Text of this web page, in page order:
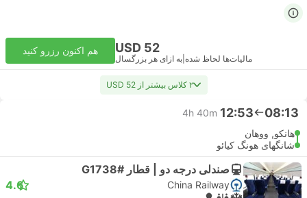
USD 52
مالیات‌ها لحاظ شده به ازای هر بزرگسال
هم اکنون رزرو کنید
۲ کلاس بیشتر از USD 52
08:13
12:53
4h 40m
هانکو, ووهان
شانگهای هونگ کیائو
صندلی درجه دو | قطار #G1738
China Railway
4.6